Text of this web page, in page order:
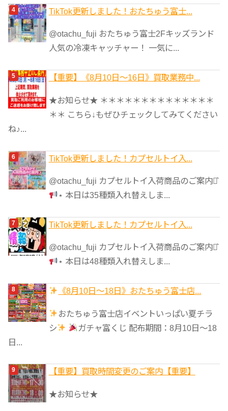
TikTok更新しました！おたちゅう富士...
@otachu_fuji おたちゅう富士2Fキッズランド
人気の冷凍キャッチャー！ 一気に...
【重要】《8月10日～16日》買取業務中...
★お知らせ★ ＊＊＊＊＊＊＊＊＊＊＊＊＊＊
＊＊ こちら↓もぜひチェックしてみてください
ね♪...
TikTok更新しました！カプセルトイ入...
@otachu_fuji カプセルトイ入荷商品のご案内⋆͛
⋆ 本日は35種類入れ替えしま...
TikTok更新しました！カプセルトイ入...
@otachu_fuji カプセルトイ入荷商品のご案内⋆͛
⋆ 本日は48種類入れ替えしま...
《8月10日～18日》おたちゅう富士店...
おたちゅう富士店イベントいっぱい夏チラ
シ
ガチャ富くじ 配布期間：8月10日～18
日...
【重要】買取時間変更のご案内【重要】
★お知らせ★